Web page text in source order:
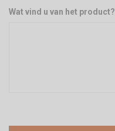
Wat vind u van het product?